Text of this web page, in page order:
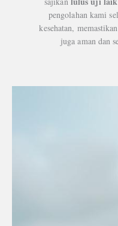
pengolahan kami
kesehatan,
juga aman dan